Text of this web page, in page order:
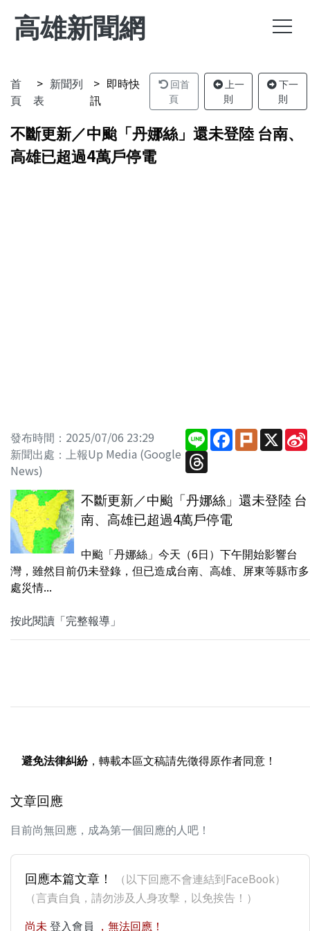
高雄新聞網
首
頁
新聞列
表
即時快
訊
回首
頁
上一
則
下一
則
不斷更新／中颱「丹娜絲」還未登陸 台南、
高雄已超過4萬戶停電
發布時間：2025/07/06 23:29
新聞出處：上報Up Media (Google
News)
Line Facebook
PlurkX
Threads
不斷更新／中颱「丹娜絲」還未登陸 台
南、高雄已超過4萬戶停電
中颱「丹娜絲」今天（6日）下午開始影響台
灣，雖然目前仍未登錄，但已造成台南、高雄、屏東等縣市多
處災情...
按此閱讀「完整報導」
避免法律糾紛，轉載本區文稿請先徵得原作者同意！
文章回應
目前尚無回應，成為第一個回應的人吧！
回應本篇文章！
（以下回應不會連結到FaceBook）
（言責自負，請勿涉及人身攻擊，以免挨告！）
尚未 登入會員 ，無法回應！